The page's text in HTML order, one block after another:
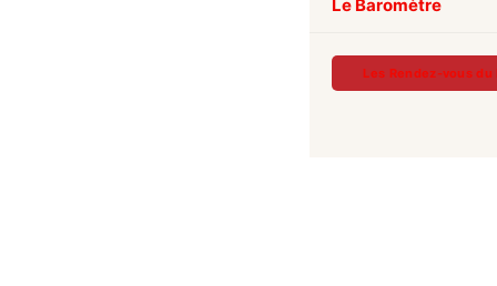
Le Baromètre
Les Rendez-vous